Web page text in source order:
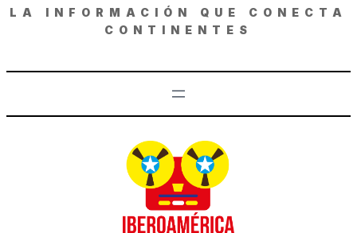
LA INFORMACIÓN QUE CONECTA
CONTINENTES